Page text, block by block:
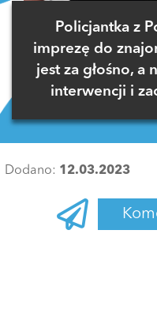
Policjantka z
imprezę do
jest za głośno, a
interwencji i
Dodano: 12.03.2023